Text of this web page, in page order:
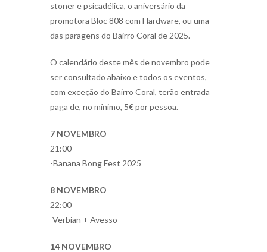
stoner e psicadélica, o aniversário da
promotora Bloc 808 com Hardware, ou uma
das paragens do Bairro Coral de 2025.
O calendário deste mês de novembro pode
ser consultado abaixo e todos os eventos,
com exceção do Bairro Coral, terão entrada
paga de, no mínimo, 5€ por pessoa.
7 NOVEMBRO
21:00
-Banana Bong Fest 2025
8 NOVEMBRO
22:00
-Verbian + Avesso
14 NOVEMBRO